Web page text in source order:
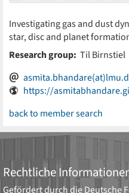
Investigating gas and dust
star, disc and planet
Research group: Til Birnstiel
https://
back to member search
Rechtliche
Gefördert durch dieDeutsche